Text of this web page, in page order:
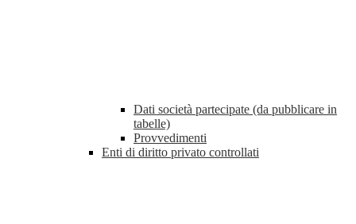
Dati società partecipate (da pubblicare in
tabelle)
Provvedimenti
Enti di diritto privato controllati